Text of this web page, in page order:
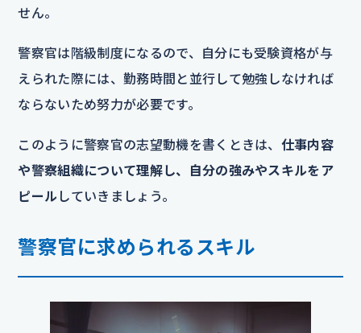
せん。
警察官は階級制度になるので、自分にも受験資格が与
えられた際には、勤務時間と並行して勉強しなければ
ならないため努力が必要です。
このように警察官の志望動機を書くときは、 仕事内容
や警察組織について理解し、自分の強みやスキルをア
ピール していきましょう。
警察官に求められるスキル